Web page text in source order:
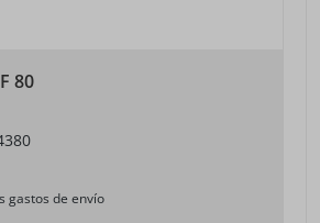
80
gastos de envío